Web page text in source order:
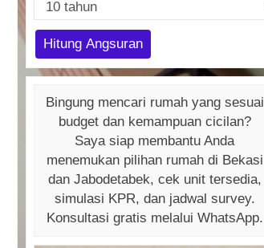
Hitung Angsuran
Bingung mencari rumah yang sesuai
budget dan kemampuan cicilan?
Saya siap membantu Anda
menemukan pilihan rumah di Bekasi
dan Jabodetabek, cek unit tersedia,
simulasi KPR, dan jadwal survey.
Konsultasi gratis melalui WhatsApp.